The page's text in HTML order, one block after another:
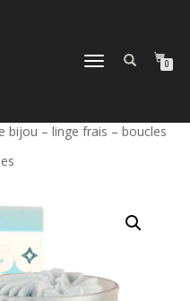
DÉPLIER
0
bijou – linge frais – boucles